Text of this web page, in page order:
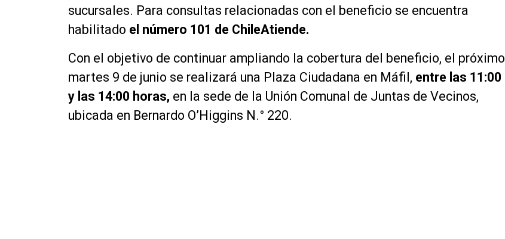
sucursales. Para consultas relacionadas con el beneficio se encuentra
habilitado el número 101 de ChileAtiende.
Con el objetivo de continuar ampliando la cobertura del beneficio, el próximo
martes 9 de junio se realizará una Plaza Ciudadana en Máfil, entre las 11:00
y las 14:00 horas, en la sede de la Unión Comunal de Juntas de Vecinos,
ubicada en Bernardo O’Higgins N.° 220.